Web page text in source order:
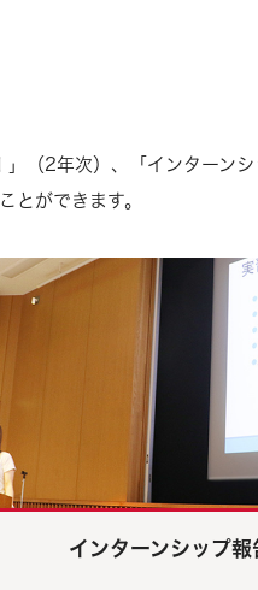
（2年次）、「インターン
とができます。
インターンシップ報